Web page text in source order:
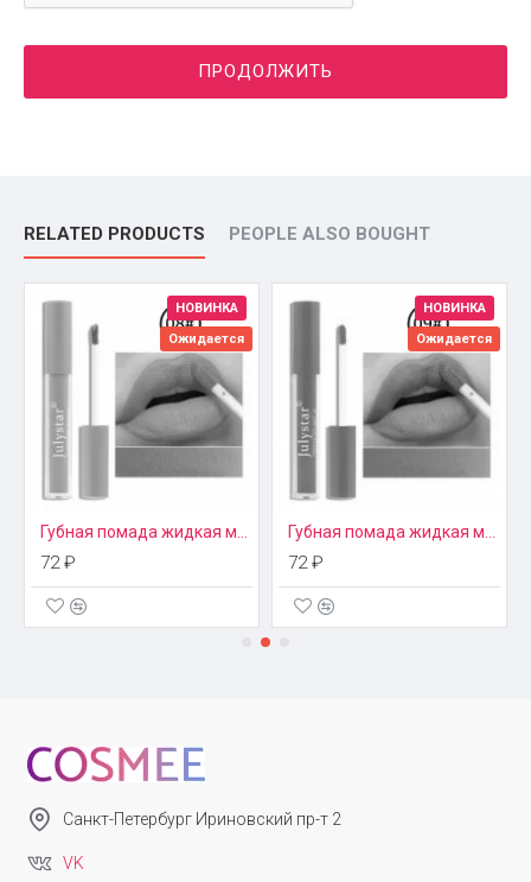
ПРОДОЛЖИТЬ
RELATED PRODUCTS PEOPLE ALSO BOUGHT
НОВИНКА
Ожидается
72 ₽
НОВИНКА
Ожидается
72 ₽
Санкт-Петербург Ириновский пр-т 2
VK